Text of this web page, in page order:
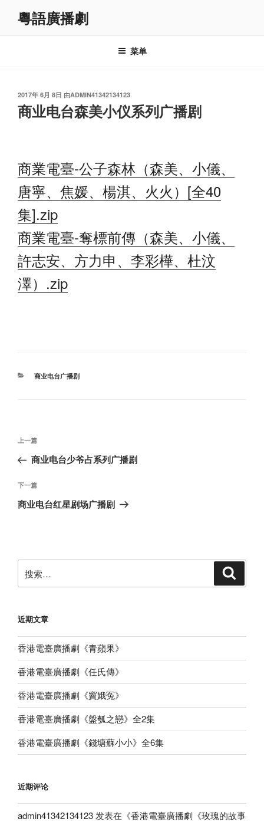
粵語廣播劇
菜单
发
布
于
2017年 6月 8日 由ADMIN41342134123
商业电台森美小仪系列广播剧
商業電臺-公子森林（森美、小儀、
唐寧、焦媛、楊淇、火火）[全40
集].zip
商業電臺-奪標前傳（森美、小儀、
許志安、方力申、李彩樺、杜汶
澤）.zip
分
商业电台广播剧
文
导
航
上
一
文
章
上一篇
商业电台少爷占系列广播剧
下
一
下一篇
商业电台红星剧场广播剧
索：
近期文章
香港電臺廣播劇《青蘋果》
香港電臺廣播劇《任氏傳》
香港電臺廣播劇《竇娥冤》
香港電臺廣播劇《盤瓠之戀》全2集
香港電臺廣播劇《錢塘蘇小小》全6集
近期评论
admin41342134123 发表在《香港電臺廣播劇《玫瑰的故事